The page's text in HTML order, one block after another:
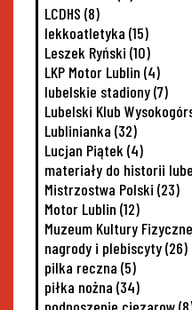
LCDHS (8)
lekkoatletyka (15)
Leszek Ryński (10)
LKP Motor Lublin (4)
lubelskie stadiony(7)
Lubelski Klub
Lublinianka (32)
Lucjan Piątek (4)
materiały do historii
Mistrzostwa Polski (23)
Motor Lublin (12)
Muzeum Kultury
nagrody i plebiscyty(26)
pilka reczna (5)
piłka nożna (34)